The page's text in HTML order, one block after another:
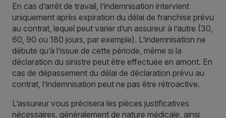
En cas d’arrêt de travail, l’indemnisation intervient
uniquement après expiration du délai de franchise prévu
au contrat, lequel peut varier d’un assureur à l’autre (30,
60, 90 ou 180 jours, par exemple). L’indemnisation ne
débute qu’à l’issue de cette période, même si la
déclaration du sinistre peut être effectuée en amont. En
cas de dépassement du délai de déclaration prévu au
contrat, l’indemnisation peut ne pas être rétroactive.
L’assureur vous précisera les pièces justificatives
nécessaires, généralement de nature médicale, ainsi